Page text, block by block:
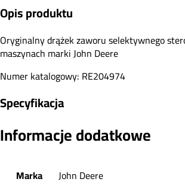
Opis produktu
Oryginalny drążek zaworu selektywnego
maszynach marki John Deere
Numer katalogowy: RE204974
Specyfikacja
Informacje dodatkowe
Marka
John Deere